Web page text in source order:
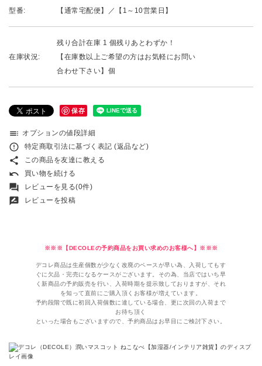
型番: 【通常宅配便】／【1～10営業日】
在庫状況:
残り合計在庫 1 個残りあとわずか！
【在庫数以上ご希望の方はお気軽にお問い
合わせ下さい】個
保存
toc オプションの値段詳細
error_outline 特定商取引法に基づく表記 (返品など)
share この商品を友達に教える
undo 買い物を続ける
forum レビューを見る(0件)
rate_review レビューを投稿
※※※【DECOLEの予約商品をお買い求めのお客様へ】※※※
デコレ商品は生産個数が少なく改廃のペースが早い為、入荷してもす
ぐに欠品・完売になるケースがございます。その為、当店ではいち早
く新商品の予約販売を行い、入荷時期を提示致しておりますが、それ
を知って直前にご購入頂くお客様が増えています。
予約段階で既に初回入荷個数に達している場合、更に次回の入荷まで
お待ち頂く
といった場合もございますので、予約商品はお早目にご検討下さい。